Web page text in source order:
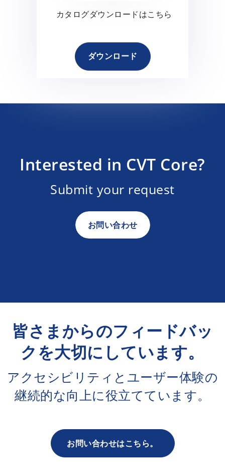
カタログダウンロードはこちら
ダウンロード
Interested in CVT Core?
Submit your request
お問い合わせ
皆さまからのフィードバッ
クを大切にしています。
アクセシビリティとユーザー体験の
継続的な向上に役立てています。
お問い合わせはこちら。